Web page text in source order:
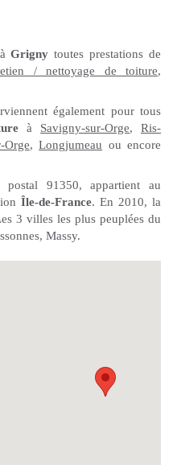
àGrigny toutes prestations de
/ nettoyage de toiture,
également pour tous
à Savigny-sur-Orge,Ris-
Orge,Longjumeau ou encore
91350, appartient au
Île-de-France. En 2010, la
3 villes les plus peuplées du
Massy.